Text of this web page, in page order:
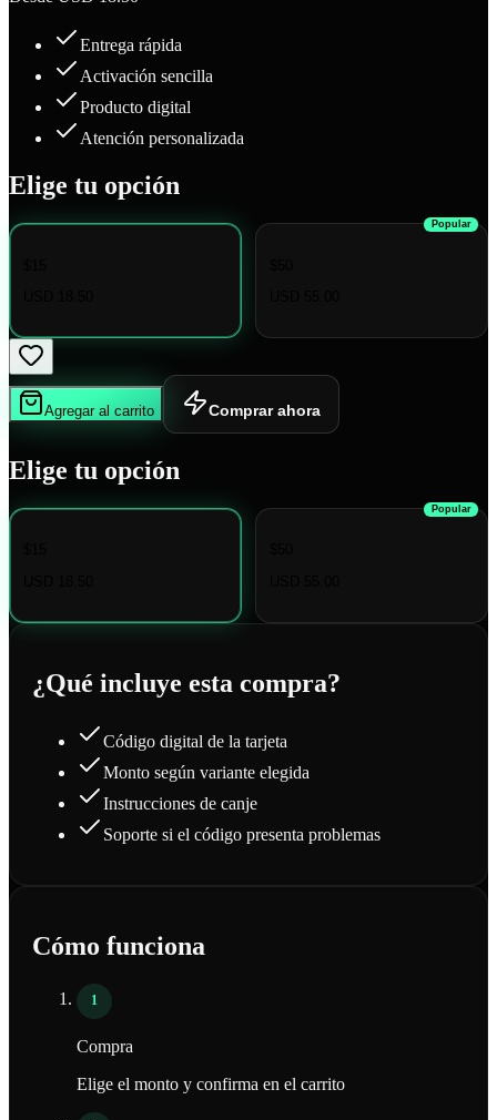
Entrega rápida
Activación sencilla
Producto digital
Atención personalizada
Elige tu opción
Popular
Agregar al carrito Comprar ahora
Elige tu opción
Popular
¿Qué incluye esta compra?
Código digital de la tarjeta
Monto según variante elegida
Instrucciones de canje
Soporte si el código presenta problemas
Cómo funciona
1
Compra
Elige el monto y confirma en el carrito